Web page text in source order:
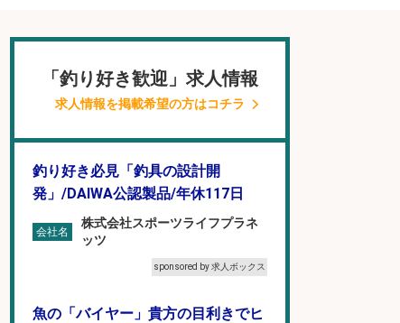
「釣り好き歓迎」求人情報
求人情報を掲載希望の方はコチラ
釣り好き必見「釣具の設計開
発」/DAIWA公認製品/年休117日
会社名
株式会社スポーツライフプラネ
ッツ
sponsored by 求人ボックス
魚の「バイヤー」貴方の目利きでヒ